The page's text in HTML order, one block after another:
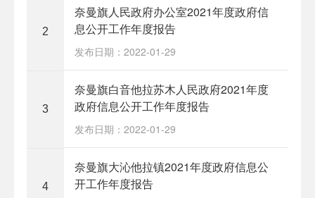
2
奈曼旗人民政府办公室2021年度政府信
息公开工作年度报告
发布日期：2022-01-29
3
奈曼旗白音他拉苏木人民政府2021年度
政府信息公开工作年度报告
发布日期：2022-01-29
4
奈曼旗大沁他拉镇2021年度政府信息公
开工作年度报告